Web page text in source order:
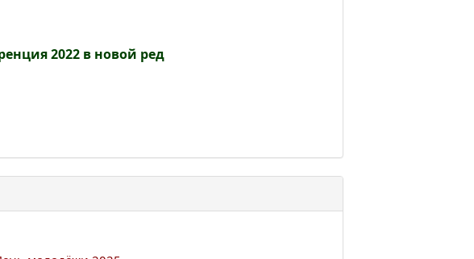
2022 в новой ред